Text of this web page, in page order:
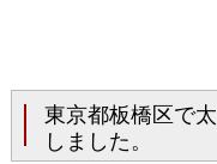
東京都板橋区で
しました。